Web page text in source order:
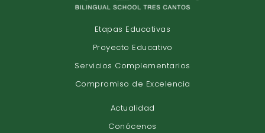
Etapas Educativas
Proyecto Educativo
Servicios Complementarios
Compromiso de Excelencia
Actualidad
Conócenos